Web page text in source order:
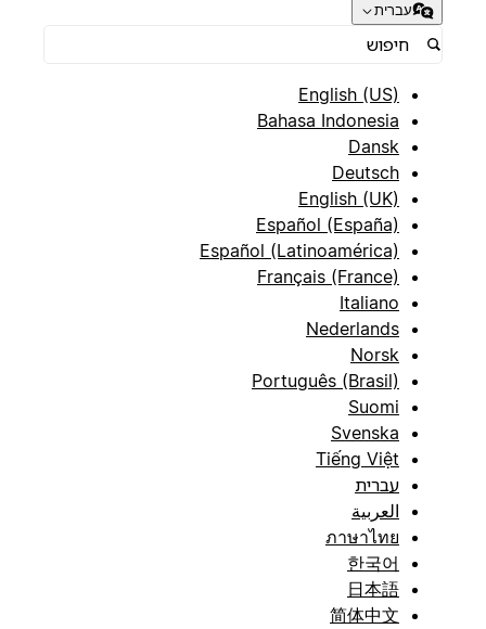
עברית
English (US)
Bahasa Indonesia
Dansk
Deutsch
English (UK)
Español (España)
Español (Latinoamérica)
Français (France)
Italiano
Nederlands
Norsk
Português (Brasil)
Suomi
Svenska
Tiếng Việt
עברית
العربية
ภาษาไทย
한국어
日本語
简体中文